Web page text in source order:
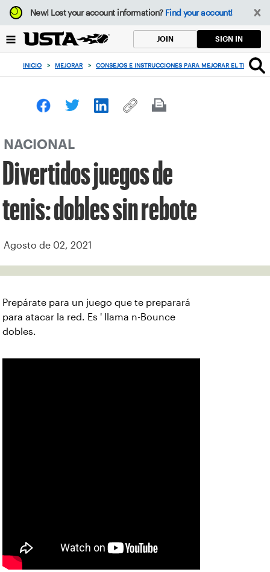
Enfoque
desde
botón
volver
principio
New!Lost your account information? Find your account!
JOIN SIGN IN
INICIO > MEJORAR > CONSEJOS E INSTRUCCIONES PARA MEJORAR EL TENIS >
NACIONAL
Divertidos juegos de
tenis: dobles sin rebote
Agosto de 02, 2021
Prepárate para un juego que te preparará
para atacar la red. Es ' llama n-Bounce
dobles.